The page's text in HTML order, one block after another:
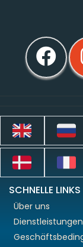
SCHNELLE LINKS
Über uns
Dienstleistungen